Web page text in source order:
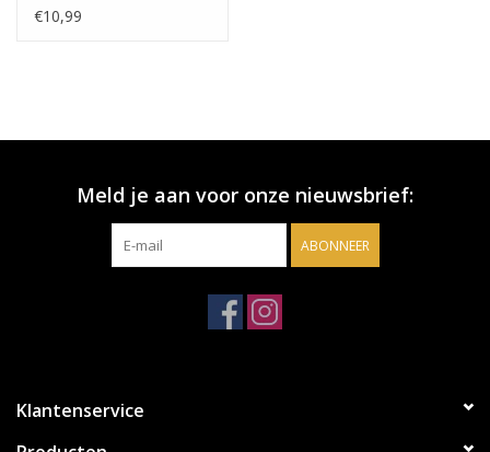
€10,99
Meld je aan voor onze nieuwsbrief:
ABONNEER
Klantenservice